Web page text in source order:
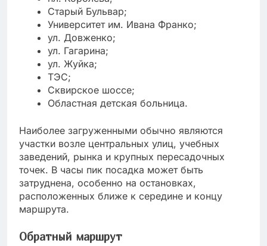
Старый Бульвар;
Университет им. Ивана Франко;
ул. Довженко;
ул. Гагарина;
ул. Жуйка;
ТЭС;
Сквирское шоссе;
Областная детская больница.
Наиболее загруженными обычно являются
участки возле центральных улиц, учебных
заведений, рынка и крупных пересадочных
точек. В часы пик посадка может быть
затруднена, особенно на остановках,
расположенных ближе к середине и концу
маршрута.
Обратный маршрут